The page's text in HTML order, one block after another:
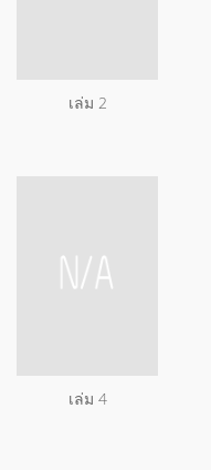
เล่ม 2
เล่ม 4